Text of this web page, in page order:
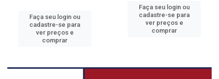
Faça seu login ou
cadastre-se para
ver preços e
comprar
Faça seu login ou
cadastre-se para
ver preços e
comprar